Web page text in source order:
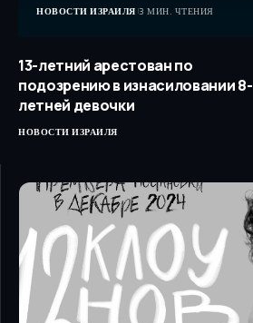
НОВОСТИ ИЗРАИЛЯ 3 МИН. ЧТЕНИЯ
13-летний арестован по
подозрению в изнасиловании 8-
летней девочки
НОВОСТИ ИЗРАИЛЯ